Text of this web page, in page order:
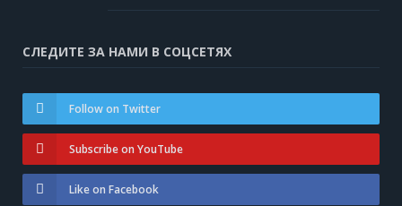
СЛЕДИТЕ ЗА НАМИ В СОЦСЕТЯХ
Follow on Twitter
Subscribe on YouTube
Like on Facebook